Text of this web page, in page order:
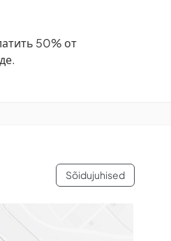
50% от
Sõidujuhised